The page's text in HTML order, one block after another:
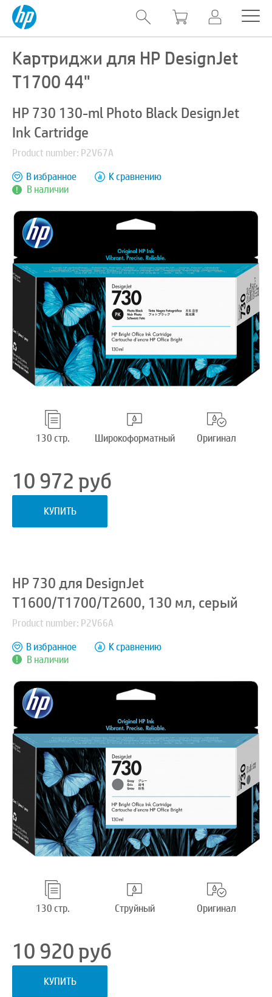
Картриджи для HP DesignJet
T1700 44"
HP 730 130-ml Photo Black DesignJet
Ink Cartridge
Product number: P2V67A
В наличии
В избранное К сравнению
130 стр. Широкоформатный Оригинал
10 972 руб
КУПИТЬ
HP 730 для DesignJet
T1600/T1700/T2600, 130 мл, серый
Product number: P2V66A
В наличии
В избранное К сравнению
130 стр. Струйный Оригинал
10 920руб
КУПИТЬ